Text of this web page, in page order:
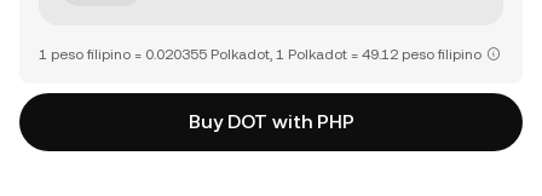
1 peso filipino = 0.020355 Polkadot, 1 Polkadot = 49.12 peso filipino
Buy DOT with PHP